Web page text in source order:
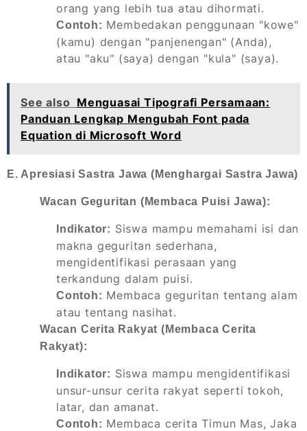
orang yang lebih tua atau dihormati.
Contoh: Membedakan penggunaan "kowe"
(kamu) dengan "panjenengan" (Anda),
atau "aku" (saya) dengan "kula" (saya).
See also Menguasai Tipografi Persamaan:
Panduan Lengkap Mengubah Font pada
Equation di Microsoft Word
E. Apresiasi Sastra Jawa (Menghargai Sastra Jawa)
Wacan Geguritan (Membaca Puisi Jawa):
Indikator: Siswa mampu memahami isi dan
makna geguritan sederhana,
mengidentifikasi perasaan yang
terkandung dalam puisi.
Contoh: Membaca geguritan tentang alam
atau tentang nasihat.
Wacan Cerita Rakyat (Membaca Cerita
Rakyat):
Indikator: Siswa mampu mengidentifikasi
unsur-unsur cerita rakyat seperti tokoh,
latar, dan amanat.
Contoh: Membaca cerita Timun Mas, Jaka